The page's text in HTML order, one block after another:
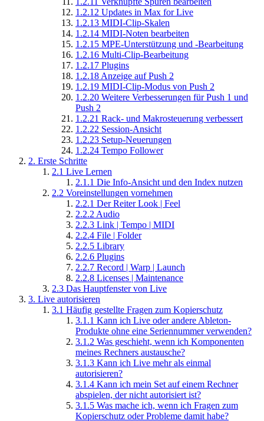
1.2.12 Updates in Max for Live
1.2.13 MIDI-Clip-Skalen
1.2.14 MIDI-Noten bearbeiten
1.2.15 MPE-Unterstützung und -Bearbeitung
1.2.16 Multi-Clip-Bearbeitung
1.2.17 Plugins
1.2.18 Anzeige auf Push 2
1.2.19 MIDI-Clip-Modus von Push 2
1.2.20 Weitere Verbesserungen für Push 1 und
Push 2
1.2.21 Rack- und Makrosteuerung verbessert
1.2.22 Session-Ansicht
1.2.23 Setup-Neuerungen
1.2.24 Tempo Follower
2. Erste Schritte
2.1 Live Lernen
2.1.1 Die Info-Ansicht und den Index nutzen
2.2 Voreinstellungen vornehmen
2.2.1 Der Reiter Look | Feel
2.2.2 Audio
2.2.3 Link | Tempo | MIDI
2.2.4 File | Folder
2.2.5 Library
2.2.6 Plugins
2.2.7 Record | Warp | Launch
2.2.8 Licenses | Maintenance
2.3 Das Hauptfenster von Live
3. Live autorisieren
3.1 Häufig gestellte Fragen zum Kopierschutz
3.1.1 Kann ich Live oder andere Ableton-
Produkte ohne eine Seriennummer verwenden?
3.1.2 Was geschieht, wenn ich Komponenten
meines Rechners austausche?
3.1.3 Kann ich Live mehr als einmal
autorisieren?
3.1.4 Kann ich mein Set auf einem Rechner
abspielen, der nicht autorisiert ist?
3.1.5 Was mache ich, wenn ich Fragen zum
Kopierschutz oder Probleme damit habe?